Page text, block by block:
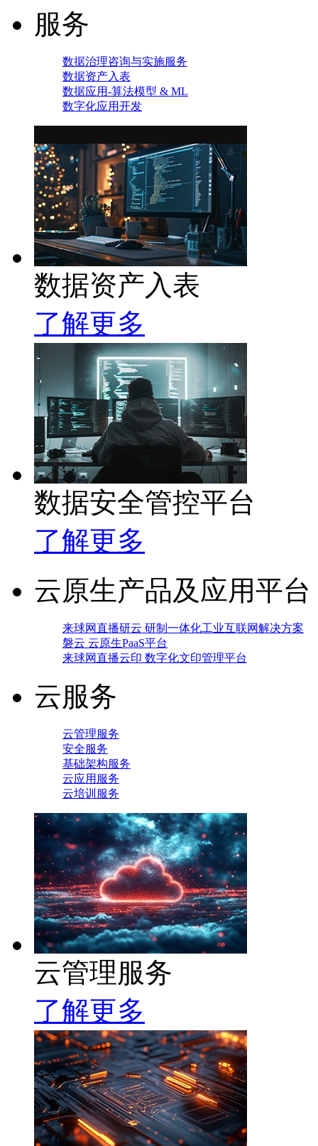
服务
数据治理咨询与实施服务
数据资产入表
数据应用-算法模型 & ML
数字化应用开发
数据资产入表
了解更多
数据安全管控平台
了解更多
云原生产品及应用平台
来球网直播研云 研制一体化工业互联网解决方案
磐云 云原生PaaS平台
来球网直播云印 数字化文印管理平台
云服务
云管理服务
安全服务
基础架构服务
云应用服务
云培训服务
云管理服务
了解更多